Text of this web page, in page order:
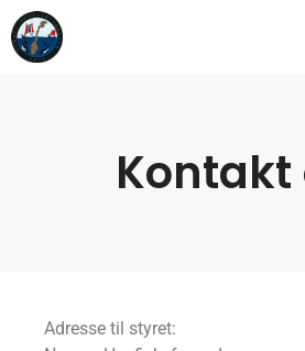
Kontakt
Adresse til styret: